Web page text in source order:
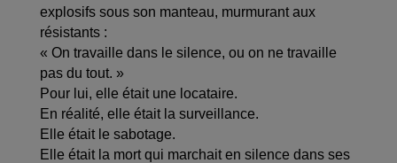
explosifs sous son manteau, murmurant aux
résistants :
« On travaille dans le silence, ou on ne travaille
pas du tout. »
Pour lui, elle était une locataire.
En réalité, elle était la surveillance.
Elle était le sabotage.
Elle était la mort qui marchait en silence dans ses